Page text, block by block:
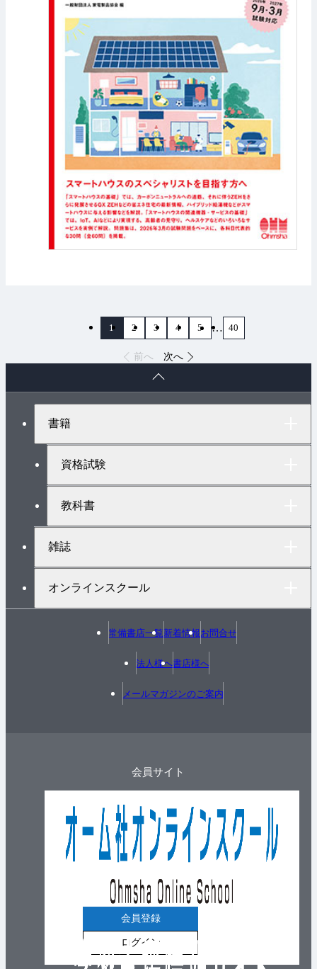
前へ
1 2 3 4 5 … 40
次へ
書籍
資格試験
教科書
雑誌
オンラインスクール
常備書店一覧新着情報お問合せ
法人様へ書店様へ
メールマガジンのご案内
会員サイト
会員登録
ログイン